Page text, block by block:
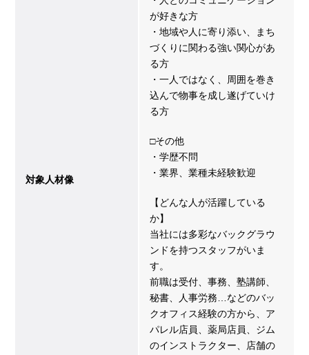
対象人材像
が好きな方
・地域や人に寄り添い、まち
づくりに関わる強い関心があ
る方
・一人ではなく、周囲を巻き
込んで物事を成し遂げていけ
る方
□その他
・学歴不問
・業界、業種未経験歓迎
【どんな人が活躍している
か】
当社には多彩なバックグラウ
ンドを持つスタッフがいま
す。
前職は受付、事務、塾講師、
秘書、人事労務…などのバッ
クオフィス経験の方から、ア
パレル店員、薬局店員、ジム
のインストラクター、店舗の